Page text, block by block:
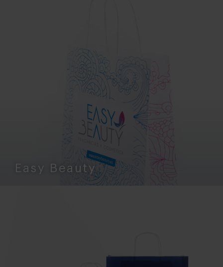
Easy Beauty